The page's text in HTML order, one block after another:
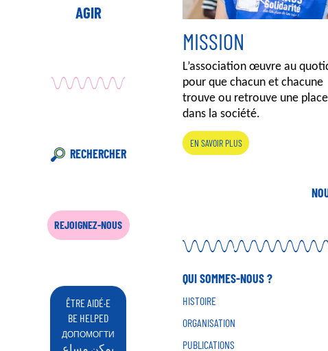
AGIR
RECHERCHER
REJOIGNEZ-NOUS
ÊTRE AIDÉ·E
BE HELPED
ДОПОМОГТИ
يمكن مساع
MISSION
L’association œuvre au
pour que chacun et chacune
trouve ou retrouve une place
dans la société.
EN SAVOIR PLUS
QUI SOMMES-NOUS ?
HISTOIRE
ORGANISATION
PUBLICATIONS